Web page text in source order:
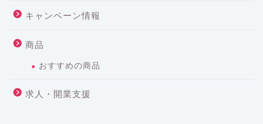
キャンペーン情報
商品
おすすめの商品
求人・開業支援